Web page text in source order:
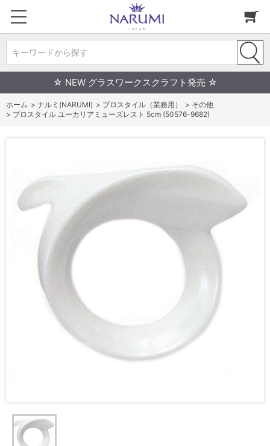
キーワードから探す
☆ NEW グラスワークスクラフト発売 ☆
ホーム > ナルミ(NARUMI) > プロスタイル（業務用） > その他
> プロスタイル ユーカリアミューズレスト 5cm (50576-9682)